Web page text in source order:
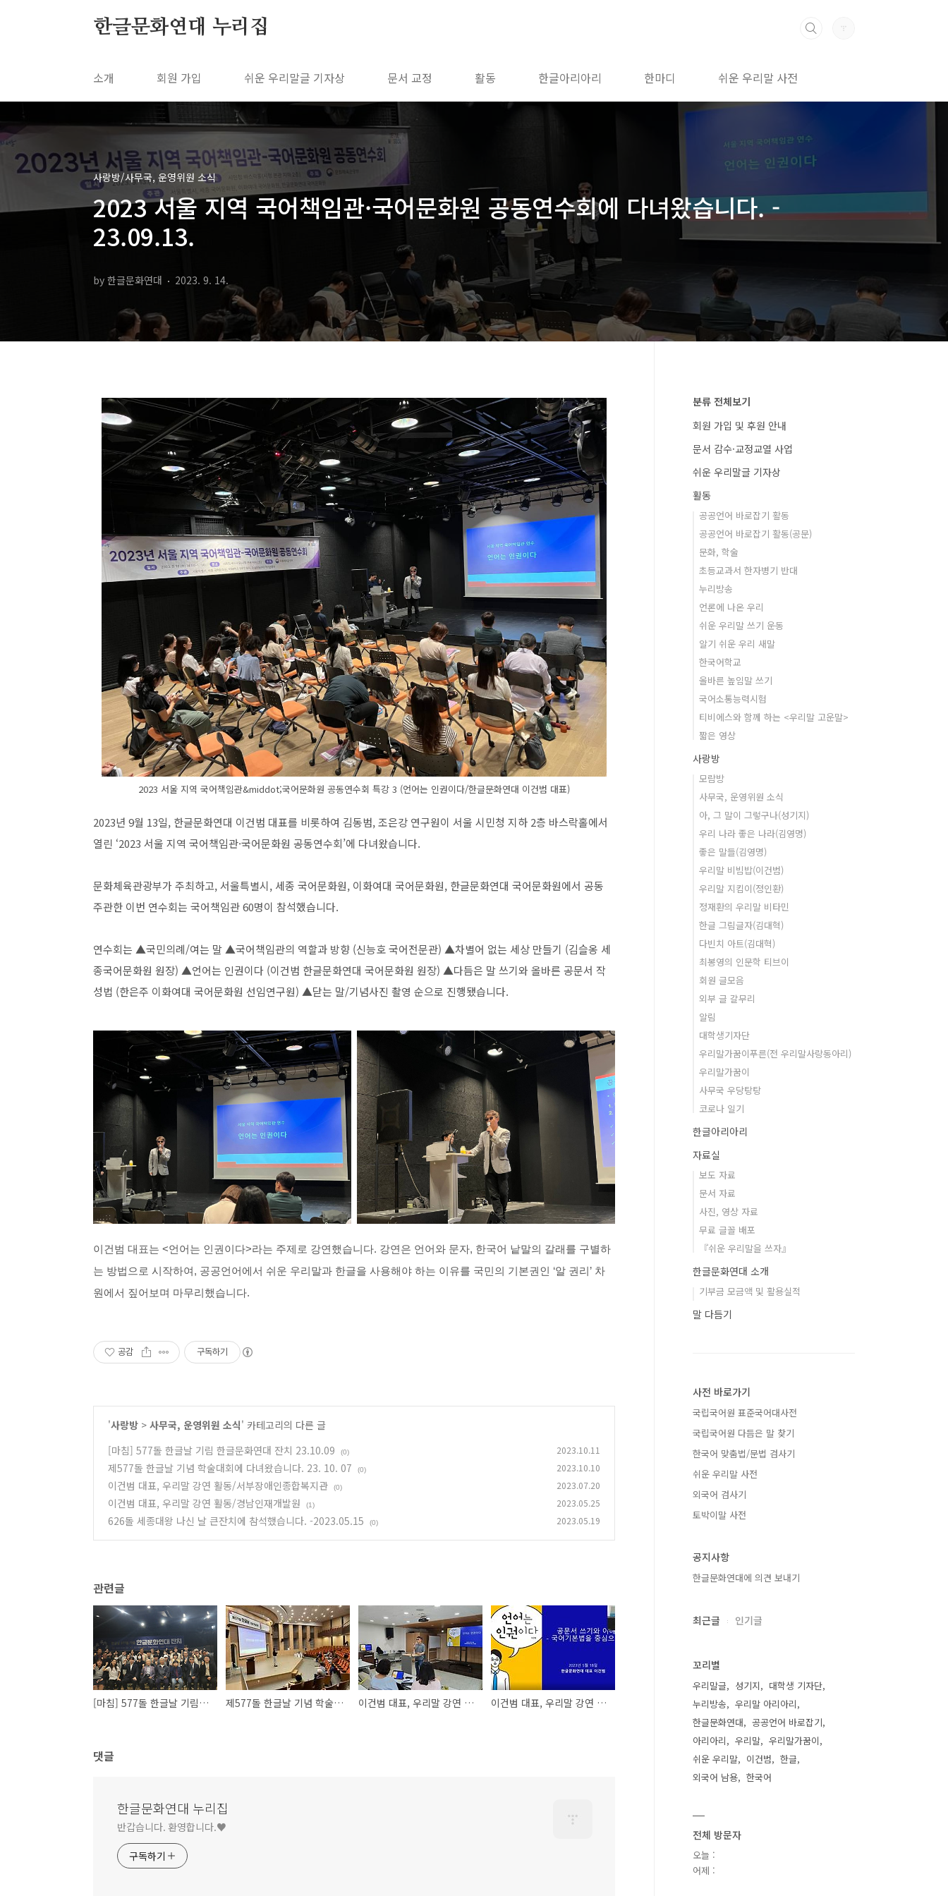
한글문화연대 누리집
소개 회원 가입 쉬운 우리말글 기자상 문서 교정 활동 한글아리아리 한마디 쉬운 우리말 사전
사랑방/사무국, 운영위원 소식
2023 서울 지역 국어책임관·국어문화원 공동연수회에 다녀왔습니다. -
23.09.13.
by 한글문화연대 2023. 9. 14.
2023 서울 지역 국어책임관&middot;국어문화원 공동연수회 특강 3 (언어는 인권이다/한글문화연대 이건범 대표)
2023년 9월 13일, 한글문화연대 이건범 대표를 비롯하여 김동범,조은강 연구원이 서울 시민청 지하 2층 바스락홀에서
열린 ‘2023 서울 지역 국어책임관·국어문화원 공동연수회’에 다녀왔습니다.
문화체육관광부가 주최하고,서울특별시, 세종 국어문화원, 이화여대 국어문화원, 한글문화연대 국어문화원에서 공동
주관한 이번 연수회는 국어책임관60명이 참석했습니다.
연수회는 ▲국민의례/여는 말 ▲국어책임관의 역할과 방향 (신능호 국어전문관) ▲차별어 없는 세상 만들기 (김슬옹 세
종국어문화원 원장) ▲언어는 인권이다 (이건범 한글문화연대 국어문화원 원장) ▲다듬은 말 쓰기와 올바른 공문서 작
성법 (한은주 이화여대 국어문화원 선임연구원) ▲닫는 말/기념사진 촬영 순으로 진행됐습니다.
이건범 대표는 <언어는 인권이다>라는 주제로 강연했습니다. 강연은 언어와 문자, 한국어 낱말의 갈래를 구별하
는 방법으로 시작하여, 공공언어에서 쉬운 우리말과 한글을 사용해야 하는 이유를 국민의 기본권인 ‘알 권리’ 차
원에서 짚어보며 마무리했습니다.
공감 구독하기
'사랑방 > 사무국, 운영위원 소식' 카테고리의 다른 글
[마침] 577돌 한글날 기림 한글문화연대 잔치 23.10.09
(0) 2023.10.11
제577돌 한글날 기념 학술대회에 다녀왔습니다. 23. 10. 07 (0) 2023.10.10
이건범 대표, 우리말 강연 활동/서부장애인종합복지관 (0) 2023.07.20
이건범 대표, 우리말 강연 활동/경남인재개발원 (1) 2023.05.25
626돌 세종대왕 나신 날 큰잔치에 참석했습니다. -2023.05.15 (0) 2023.05.19
관련글
[마침] 577돌 한글날 기림 한글문화연대 잔치 23.10.09 제577돌 한글날 기념 학술대회에 다녀왔습니다. 23. 10. 07 이건범 대표, 우리말 강연 활동/서부장애인종합복지관 이건범 대표, 우리말 강연 활동/경남인재개발원
댓글
한글문화연대 누리집
반갑습니다. 환영합니다.♥
구독하기
분류 전체보기
회원 가입 및 후원 안내
문서 감수·교정교열 사업
쉬운 우리말글 기자상
활동
공공언어 바로잡기 활동
공공언어 바로잡기 활동(공문)
문화, 학술
초등교과서 한자병기 반대
누리방송
언론에 나온 우리
쉬운 우리말 쓰기 운동
알기 쉬운 우리 새말
한국어학교
올바른 높임말 쓰기
국어소통능력시험
티비에스와 함께 하는 <우리말 고운말>
짧은 영상
사랑방
모람방
사무국, 운영위원 소식
아, 그 말이 그렇구나(성기지)
우리 나라 좋은 나라(김영명)
좋은 말들(김영명)
우리말 비빔밥(이건범)
우리말 지킴이(정인환)
정재환의 우리말 비타민
한글 그림글자(김대혁)
다빈치 아트(김대혁)
최봉영의 인문학 티브이
회원 글모음
외부 글 갈무리
알림
대학생기자단
우리말가꿈이푸른(전 우리말사랑동아리)
우리말가꿈이
사무국 우당탕탕
코로나 일기
한글아리아리
자료실
보도 자료
문서 자료
사진, 영상 자료
무료 글꼴 배포
『쉬운 우리말을 쓰자』
한글문화연대 소개
기부금 모금액 및 활용실적
말 다듬기
사전 바로가기
국립국어원 표준국어대사전
국립국어원 다듬은 말 찾기
한국어 맞춤법/문법 검사기
쉬운 우리말 사전
외국어 검사기
토박이말 사전
공지사항
한글문화연대에 의견 보내기
최근글 인기글
꼬리별
우리말글 성기지
대학생 기자단
누리방송
우리말 아리아리
한글문화연대
공공언어 바로잡기
아리아리
우리말
우리말가꿈이
쉬운 우리말
이건범
한글
외국어 남용
한국어
전체 방문자
오늘 :
어제 :